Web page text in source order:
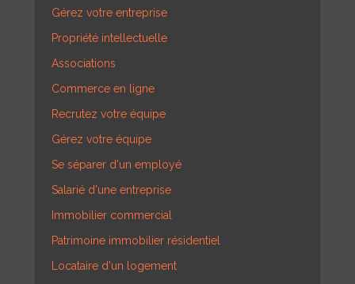
Gérez votre entreprise
Propriété intellectuelle
Associations
Commerce en ligne
Recrutez votre équipe
Gérez votre équipe
Se séparer d'un employé
Salarié d'une entreprise
Immobilier commercial
Patrimoine immobilier résidentiel
Locataire d'un logement